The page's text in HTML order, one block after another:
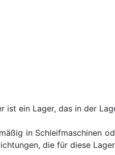
ist ein Lager, das in der
in Schleifmaschinen
die für diese